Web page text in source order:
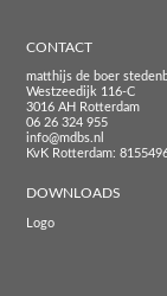
CONTACT
matthijs de boer
Westzeedijk 116-C
3016 AH Rotterdam
06 26 324 955
info@mdbs.nl
KvK Rotterdam:
DOWNLOADS
Logo